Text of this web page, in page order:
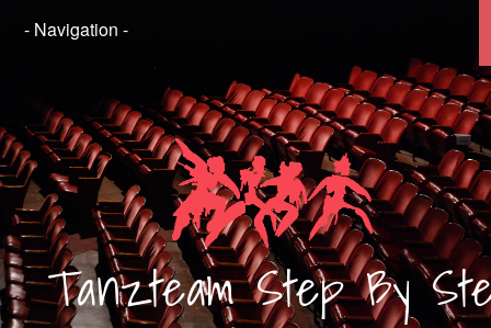
TanzteamStep By